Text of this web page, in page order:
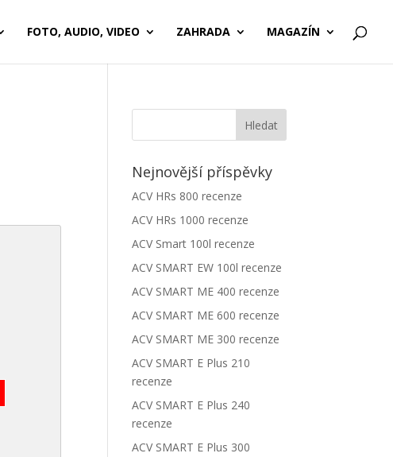
FOTO, AUDIO, VIDEO ZAHRADA MAGAZÍN
Nejnovější příspěvky
ACV HRs 800 recenze
ACV HRs 1000 recenze
ACV Smart 100l recenze
ACV SMART EW 100l recenze
ACV SMART ME 400 recenze
ACV SMART ME 600 recenze
ACV SMART ME 300 recenze
ACV SMART E Plus 210
recenze
ACV SMART E Plus 240
recenze
ACV SMART E Plus 300